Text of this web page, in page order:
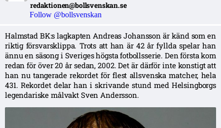
redaktionen@bollsvenskan.se
Follow @bollsvenskan
Halmstad BK:s lagkapten Andreas Johansson är känd som en
riktig försvarsklippa. Trots att han är 42 år fyllda spelar han
ännu en säsong i Sveriges högsta fotbollsserie. Den första kom
redan för över 20 år sedan, 2002. Det är därför inte konstigt att
han nu tangerade rekordet för flest allsvenska matcher, hela
431. Rekordet delar han i skrivande stund med Helsingborgs
legendariske målvakt Sven Andersson.